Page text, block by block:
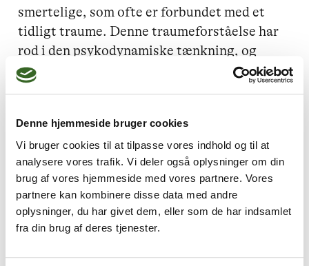
Denne hjemmeside bruger cookies
Vi bruger cookies til at tilpasse vores indhold og til at
analysere vores trafik. Vi deler også oplysninger om din
brug af vores hjemmeside med vores partnere. Vores
partnere kan kombinere disse data med andre
oplysninger, du har givet dem, eller som de har indsamlet
fra din brug af deres tjenester.
smertelige, som ofte er forbundet med et
tidligt traume. Denne traumeforståelse har
rod i den psykodynamiske tænkning, og
tager udgangspunkt i en forforståelse af, at
Både i det terapeutiske og i undervisningen,
arbejder jeg med en vekselvirkning imellem
det psykoterapeutiske og det sexologiske,
og  er optaget af at seksualiteten er en del af
menneskes personlighed, og at
seksualiteten har afgørende betydning for